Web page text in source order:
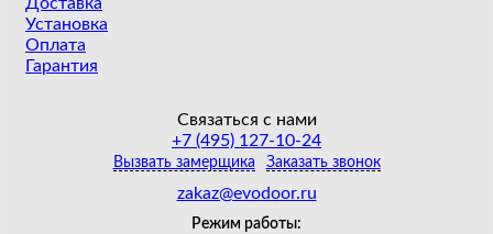
Установка
Оплата
Гарантия
Связаться с нами
+7 (495) 127-10-24
Вызвать замерщика Заказать звонок
zakaz@evodoor.ru
Режим работы: